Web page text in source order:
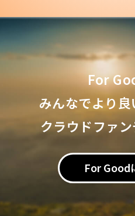
For
みんなでより
クラウドファ
For Good